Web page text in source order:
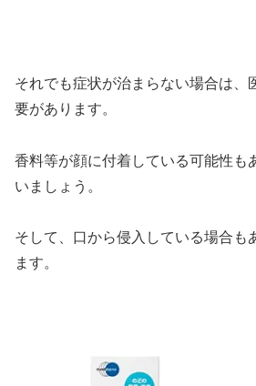
それでも症状が治まらない場合は、
要があります。
香料等が顔に付着している可能性も
いましょう。
そして、口から侵入している場合も
ます。